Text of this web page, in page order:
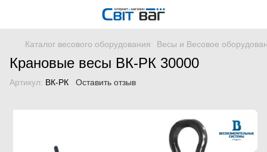
Каталог весового оборудования Весы и Весовое
Крановые весы ВК-РК 30000
Артикул: ВК-РК Оставить отзыв